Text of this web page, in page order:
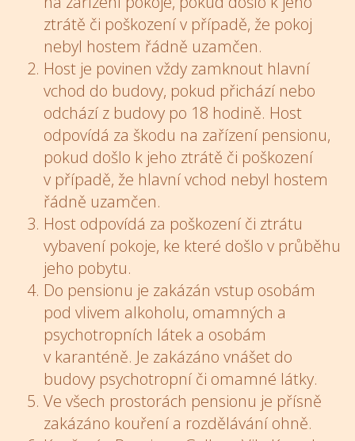
ztrátě či poškození v případě, že pokoj
nebyl hostem řádně uzamčen.
Host je povinen vždy zamknout hlavní
vchod do budovy, pokud přichází nebo
odchází z budovy po 18 hodině. Host
odpovídá za škodu na zařízení pensionu,
pokud došlo k jeho ztrátě či poškození
v případě, že hlavní vchod nebyl hostem
řádně uzamčen.
Host odpovídá za poškození či ztrátu
vybavení pokoje, ke které došlo v průběhu
jeho pobytu.
Do pensionu je zakázán vstup osobám
pod vlivem alkoholu, omamných a
psychotropních látek a osobám
v karanténě. Je zakázáno vnášet do
budovy psychotropní či omamné látky.
Ve všech prostorách pensionu je přísně
zakázáno kouření a rozdělávání ohně.